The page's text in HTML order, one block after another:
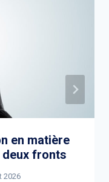
en matière
fronts
2026